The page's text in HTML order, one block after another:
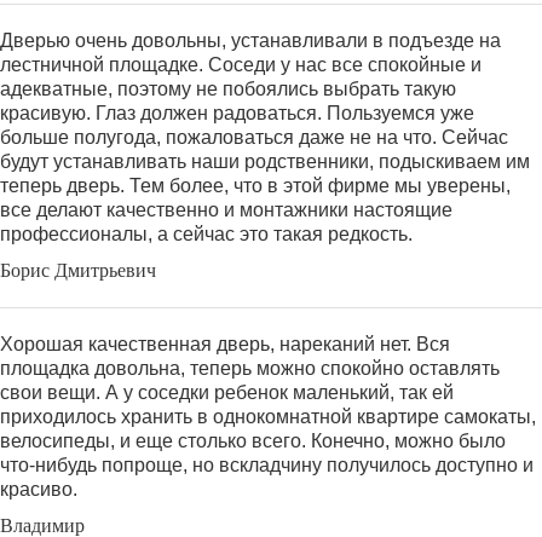
Дверью очень довольны, устанавливали в подъезде на
лестничной площадке. Соседи у нас все спокойные и
адекватные, поэтому не побоялись выбрать такую
красивую. Глаз должен радоваться. Пользуемся уже
больше полугода, пожаловаться даже не на что. Сейчас
будут устанавливать наши родственники, подыскиваем им
теперь дверь. Тем более, что в этой фирме мы уверены,
все делают качественно и монтажники настоящие
профессионалы, а сейчас это такая редкость.
Борис Дмитрьевич
Хорошая качественная дверь, нареканий нет. Вся
площадка довольна, теперь можно спокойно оставлять
свои вещи. А у соседки ребенок маленький, так ей
приходилось хранить в однокомнатной квартире самокаты,
велосипеды, и еще столько всего. Конечно, можно было
что-нибудь попроще, но вскладчину получилось доступно и
красиво.
Владимир